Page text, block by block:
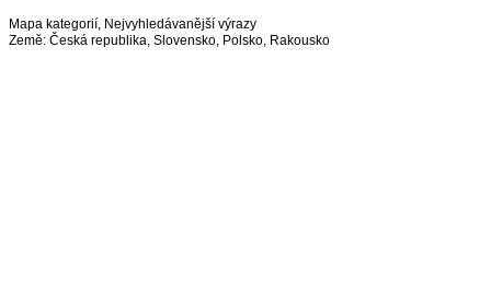
Mapa kategorií, Nejvyhledávanější výrazy
Země: Česká republika, Slovensko, Polsko, Rakousko